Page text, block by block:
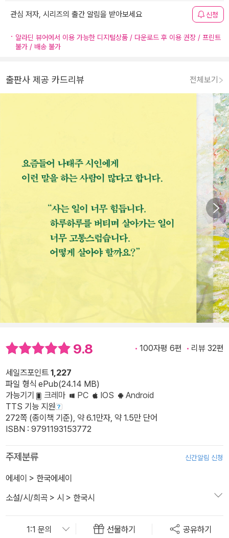
관심 저자, 시리즈의 출간 알림을 받아보세요 신청
알라딘 뷰어에서 이용 가능한 디지털상품 / 다운로드 후 이용 권장 / 프린트
불가 / 배송 불가
출판사 제공 카드리뷰 전체보기
9.8 100자평 6편 리뷰 32편
세일즈포인트 1,227
파일 형식 ePub(24.14 MB)
가능기기
크레마 PC IOS
Android
TTS 기능 지원
272쪽 (종이책 기준), 약 6.1만자, 약 1.5만 단어
ISBN : 9791193153772
주제분류 신간알림 신청
에세이 > 한국에세이
소설/시/희곡 > 시 > 한국시
선물하기 공유하기